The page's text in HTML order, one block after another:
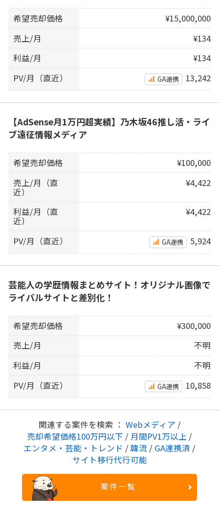
希望売却価格
¥15,000,000
売上/月
¥134
利益/月
¥134
PV/月（直近）
GA連携 13,242
【AdSense月1万円超実績】乃木坂46推し活・ライ
ブ遠征情報メディア
希望売却価格
¥100,000
売上/月（直
近）
¥4,422
利益/月（直
近）
¥4,422
PV/月（直近） GA連携 5,924
芸能人の学歴情報まとめサイト！オリジナル画像で
ライバルサイトと差別化！
希望売却価格
¥300,000
売上/月
不明
利益/月
不明
PV/月（直近）
GA連携 10,858
関連する案件を検索 ： Webメディア /
売却希望価格100万円以下 / 月間PV1万以上 /
エンタメ・芸能・トレンド / 韓流 / GA連携済 /
サイト移行代行可能
案件一覧